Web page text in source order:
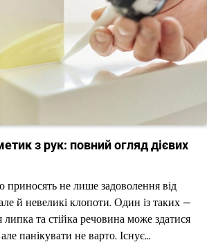
з рук: повний огляд дієвих
приносять не лише задоволення від
й невеликі клопоти. Один із таких —
та стійка речовина може здатися
панікувати не варто. Існує…